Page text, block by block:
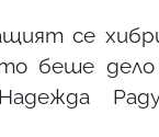
се
беше